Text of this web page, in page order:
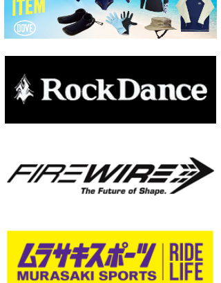
上田純子
上條将美
SancheZ
ゴン
wanda
banpaku
Mr.K